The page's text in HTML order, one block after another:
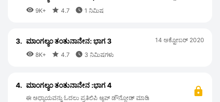
 9K+  4.7  1 ನಿಮಿಷ
3. ಮಾಂಗಲ್ಯಂ ತಂತುನಾನೇನ: ಭಾಗ 3
 8K+  4.7  3 ನಿಮಿಷಗಳು
14 ಅಕ್ಟೋಬರ್ 2020
4. ಮಾಂಗಲ್ಯಂ ತಂತುನಾನೇನ :ಭಾಗ 4
ಈ ಅಧ್ಯಾಯವನ್ನು ಓದಲು ಪ್ರತಿಲಿಪಿ ಆ್ಯಪ್ ಡೌನ್ಲೋಡ್ ಮಾಡಿ